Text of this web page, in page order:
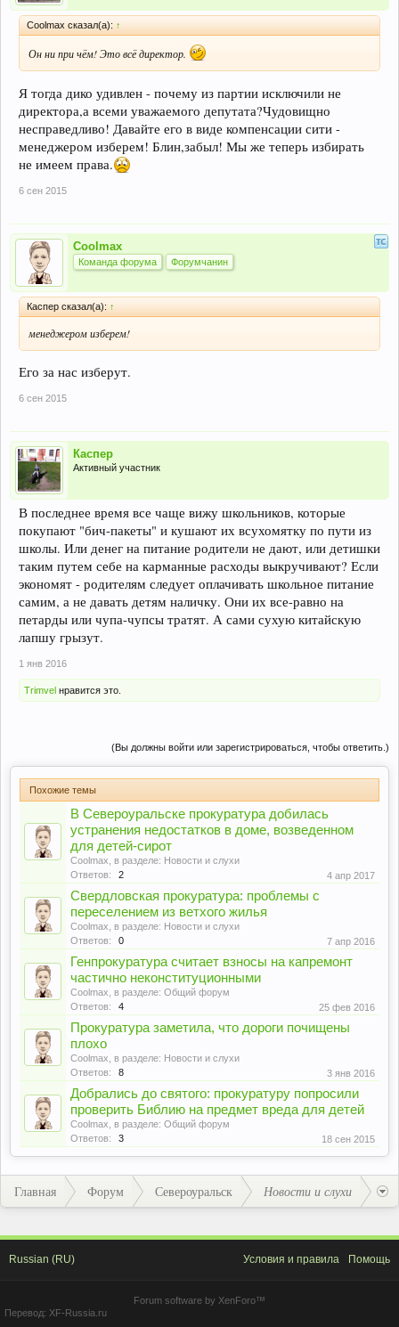
Coolmax сказал(а): ↑
Он ни при чём! Это всё директор.
Я тогда дико удивлен - почему из партии исключили не
директора,а всеми уважаемого депутата?Чудовищно
несправедливо! Давайте его в виде компенсации сити -
менеджером изберем! Блин,забыл! Мы же теперь избирать
не имеем права.
6 сен 2015
Coolmax
Команда форума Форумчанин
Каспер сказал(а): ↑
менеджером изберем!
Его за нас изберут.
6 сен 2015
Каспер
Активный участник
В последнее время все чаще вижу школьников, которые
покупают "бич-пакеты" и кушают их всухомятку по пути из
школы. Или денег на питание родители не дают, или детишки
таким путем себе на карманные расходы выкручивают? Если
экономят - родителям следует оплачивать школьное питание
самим, а не давать детям наличку. Они их все-равно на
петарды или чупа-чупсы тратят. А сами сухую китайскую
лапшу грызут.
1 янв 2016
Trimvel нравится это.
(Вы должны войти или зарегистрироваться, чтобы ответить.)
Похожие темы
В Североуральске прокуратура добилась
устранения недостатков в доме, возведенном
для детей-сирот
Coolmax , в разделе: Новости и слухи
Ответов:
2 4 апр 2017
Свердловская прокуратура: проблемы с
переселением из ветхого жилья
Coolmax , в разделе: Новости и слухи
Ответов:
0 7 апр 2016
Генпрокуратура считает взносы на капремонт
частично неконституционными
Coolmax , в разделе: Общий форум
Ответов:
4 25 фев 2016
Прокуратура заметила, что дороги почищены
плохо
Coolmax , в разделе: Новости и слухи
Ответов:
8 3 янв 2016
Добрались до святого: прокуратуру попросили
проверить Библию на предмет вреда для детей
Coolmax , в разделе: Общий форум
Ответов:
3 18 сен 2015
Главная Форум Североуральск Новости и слухи
Russian (RU) Условия и правила Помощь
Forum software by XenForo™
Перевод: XF-Russia.ru